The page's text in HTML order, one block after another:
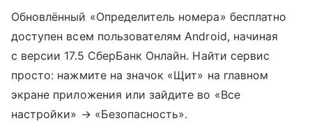
Обновлённый «Определитель номера» бесплатно
доступен всем пользователям Android, начиная
с версии 17.5 СберБанк Онлайн. Найти сервис
просто: нажмите на значок «Щит» на главном
экране приложения или зайдите во «Все
настройки» → «Безопасность».